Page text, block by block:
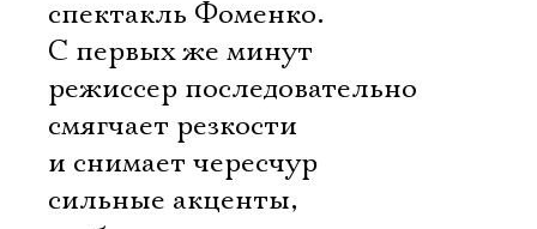
спектакль Фоменко.
С первых же минут
режиссер последовательно
смягчает резкости
и снимает чересчур
сильные акценты,